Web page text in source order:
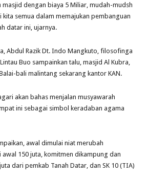
masjid dengan biaya 5 Miliar, mudah-mudsh
semua dalam memajukan pembanguan
datar ini, ujarnya.
Abdul Razik Dt. Indo Mangkuto, filosofinga
Buo sampainkan talu, masjid Al Kubra,
bali malintang sekarang kantor KAN.
akan bahas menjalan musyawarah
ini sebagai simbol keradaban agama
awal dimulai niat merubah
150 juta, komitmen dikampung dan
dari pemkab Tanah Datar, dan SK 10 (TIA)